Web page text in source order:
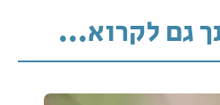
גם לקרוא...